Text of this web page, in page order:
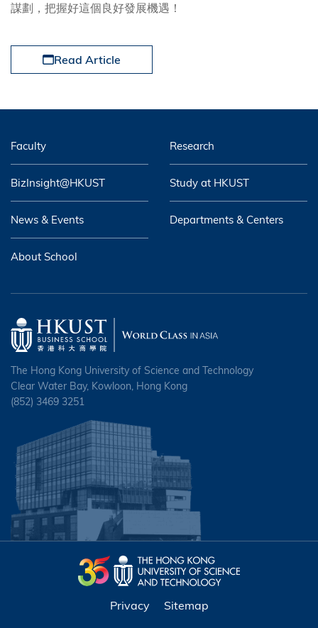
謀劃，把握好這個良好發展機遇！
Read Article
Faculty Research
BizInsight@HKUST Study at HKUST
News & Events Departments & Centers
About School
The Hong Kong University of Science and Technology
Clear Water Bay, Kowloon, Hong Kong
(852) 3469 3251
Privacy Sitemap